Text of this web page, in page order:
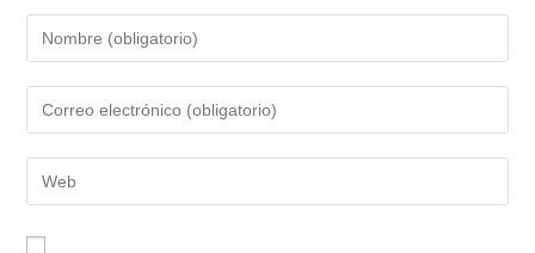
Introduce
tu
nombre
de
usuario
para
Introduce
tu
dirección
de
Introduce
la